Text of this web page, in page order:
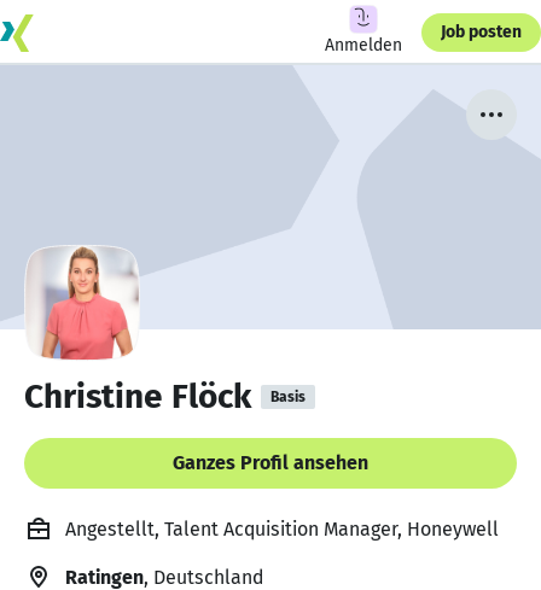
Anmelden
Job posten
Christine Flöck Basis
Ganzes Profil ansehen
Angestellt, Talent Acquisition Manager, Honeywell
Ratingen, Deutschland